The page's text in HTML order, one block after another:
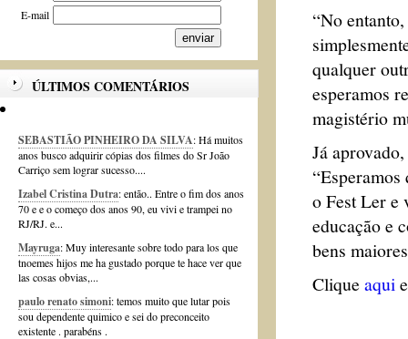
E-mail
ÚLTIMOS COMENTÁRIOS
SEBASTIÃO PINHEIRO DA SILVA: Há muitos
anos busco adquirir cópias dos filmes do Sr João
Carriço sem lograr sucesso....
Izabel Cristina Dutra: então.. Entre o fim dos anos
70 e e o começo dos anos 90, eu vivi e trampei no
RJ/RJ. e...
Mayruga: Muy interesante sobre todo para los que
tnoemes hijos me ha gustado porque te hace ver que
las cosas obvias,...
paulo renato simoni: temos muito que lutar pois
sou dependente quimico e sei do preconceito
existente . parabéns .
“No
qualquer
esperamos
magistério
Já
o Fest Ler e
educação e
bens
Clique aqui